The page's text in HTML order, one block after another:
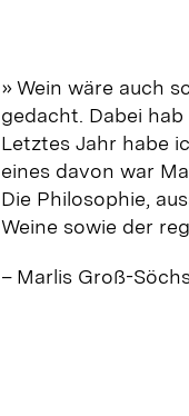
» Wein wäre auch
gedacht. Dabei
Letztes Jahr habe
eines davon war
Die Philosophie,
Weine sowie der
– Marlis Groß-